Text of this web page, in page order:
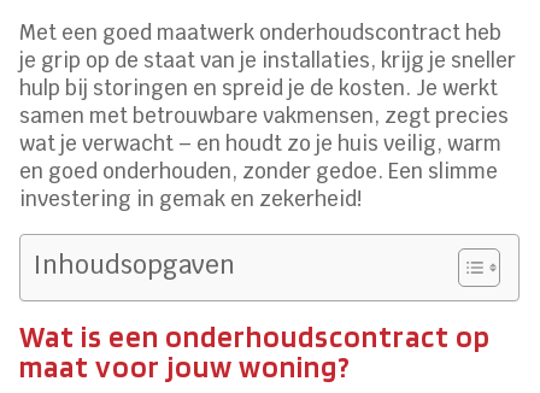
Met een goed maatwerk onderhoudscontract heb
je grip op de staat van je installaties, krijg je sneller
hulp bij storingen en spreid je de kosten. Je werkt
samen met betrouwbare vakmensen, zegt precies
wat je verwacht – en houdt zo je huis veilig, warm
en goed onderhouden, zonder gedoe. Een slimme
investering in gemak en zekerheid!
Inhoudsopgaven
Wat is een onderhoudscontract op
maat voor jouw woning?